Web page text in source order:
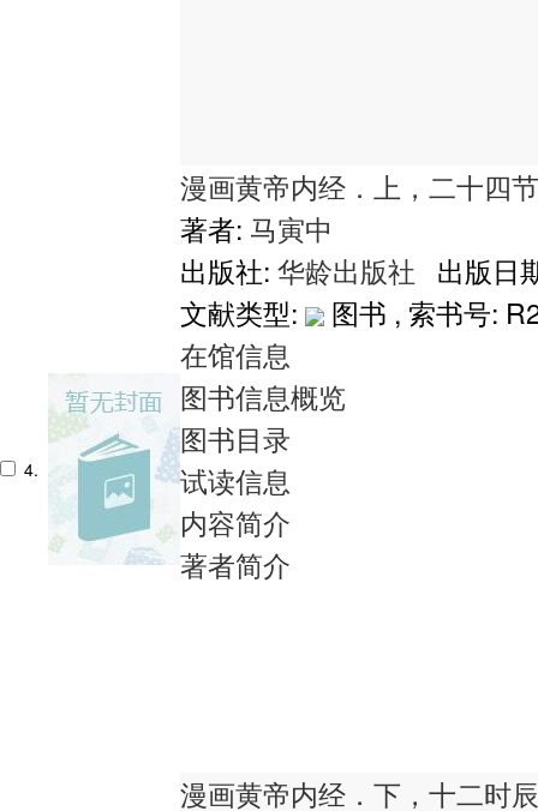
4.
漫画黄帝内经．上，二十四
著者: 马寅中
出版社: 华龄出版社 出版日
文献类型:
图书 , 索书号:
在馆信息
图书信息概览
图书目录
试读信息
内容简介
著者简介
漫画黄帝内经．下，十二时